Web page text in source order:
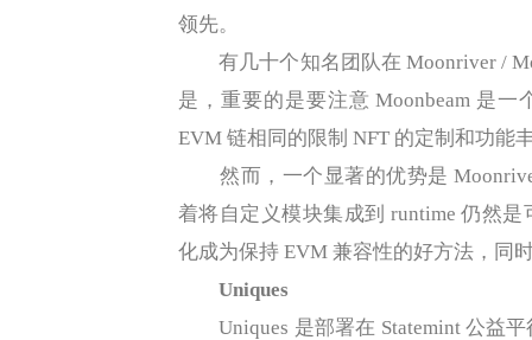
领先。
有几十个知名团队在 Moonriver /
是，重要的是要注意 Moonbeam 是
EVM 链相同的限制 NFT 的定制和功能
然而，一个显著的优势是 Moonriver
着将自定义模块集成到 runtime 仍然
化成为保持 EVM 兼容性的好方法，同
Uniques
Uniques 是部署在 Statemint 公益平